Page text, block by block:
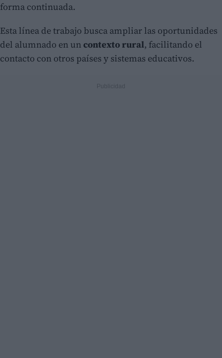
forma continuada.
Esta línea de trabajo busca ampliar las oportunidades
del alumnado en uncontexto rural, facilitando el
contacto con otros países y sistemas educativos.